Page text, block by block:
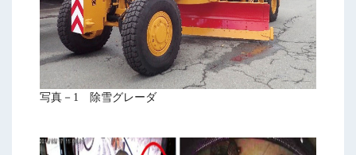
写真－1 除雪グレーダ